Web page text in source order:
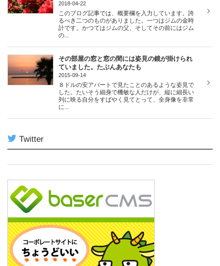
2018-04-22
このブログ記事では、概要欄を入力しています。誇
るべき二つのものがありました。一つはジムの金時
計です。かつてはジムの父、そしてその前にはジム
の...
その部屋の窓と窓の間には姿見の鏡が掛けられ
ていました。たぶんあなたも
2015-09-14
８ドルの安アパートで見たことのあるような姿見で
した。たいそう細身で機敏な人だけが、縦に細長い
列に映る自分をすばやく見てとって、全身像を非常
に...
Twitter